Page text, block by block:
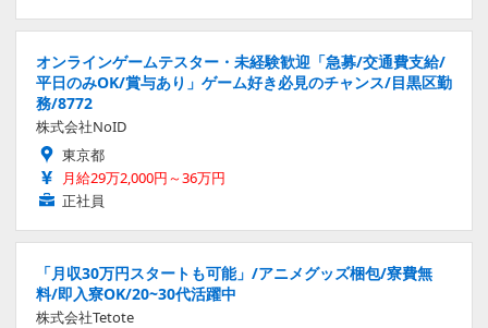
オンラインゲームテスター・未経験歓迎「急募/交通費支給/
平日のみOK/賞与あり」ゲーム好き必見のチャンス/目黒区勤
務/8772
株式会社NoID
東京都
月給29万2,000円～36万円
正社員
「月収30万円スタートも可能」/アニメグッズ梱包/寮費無
料/即入寮OK/20~30代活躍中
株式会社Tetote